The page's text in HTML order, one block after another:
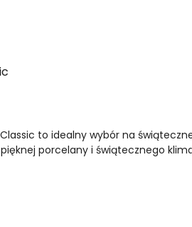
to idealny wybór na
porcelany i świątecznego